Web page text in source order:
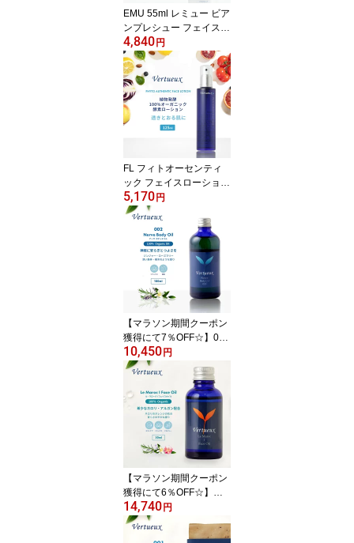
EMU 55ml レミュー ビア
ンプレシュー フェイスオ
イル ボディオイル 化学
合成物質無添加 高品質
オーガニック 髪 スキン
ケア 敏感肌 乾燥肌 オー
ストラリア 抗炎症作用
レミュービアンプレシュ
ー ラベンダー オメガ 36
9 マッサージオイル
4,840 円
FL フィトオーセンティ
ック フェイスローション
125ml 植物発酵 酵素ロー
ション発酵熟成 乾燥対策
乾燥肌 紫外線対策 透明
感 シミ対策 はり アンチ
エイジング エッセンシャ
ルオイル 100%有機 防腐
剤無添加 美白 Face Lotio
n 紫外線
5,170 円
【マラソン期間クーポン
獲得にて7％OFF☆】002
100ml ナーヴ ボディオイ
ル アロマオイル マッサ
ージ 快眠 神経 癒し オー
ガニック 100% 有機 エ
ッセンシャルオイル リラ
クゼーション 精油 癒し
リラックス 抵抗力 さわ
やか ローズマリー ラベ
ンダー お香の香り
10,450 円
【マラソン期間クーポン
獲得にて6％OFF☆】ル
マローク I 30ml フェイス
オイル ネロリ アルガン
オイル ネロリ オレンジ
14,740 円